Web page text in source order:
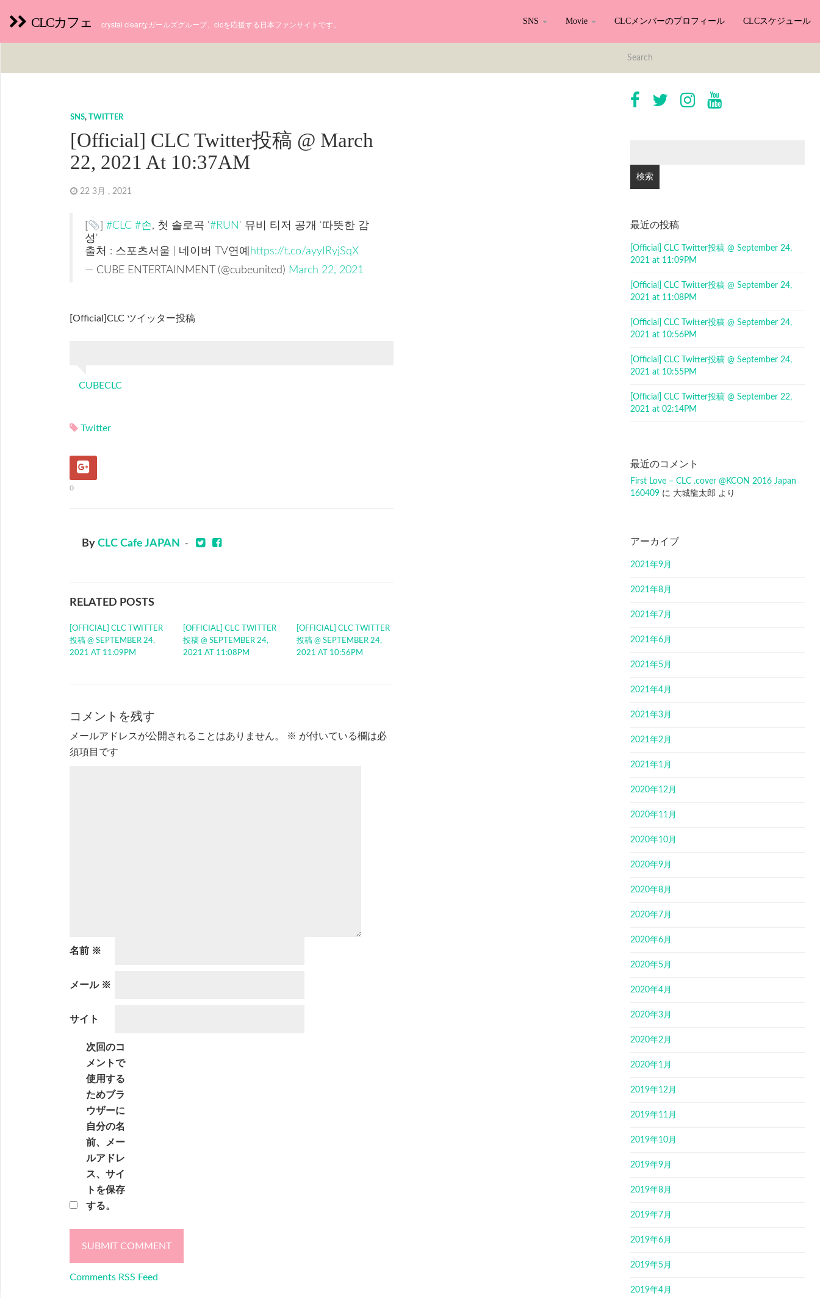
CLCカフェ crystal clearなガールズグループ、clcを応援する日本ファンサイトです。 SNS Movie CLCメンバーのプロフィール CLCスケジュール
SNS,TWITTER
[Official] CLC Twitter投稿 @ March
22, 2021 At 10:37AM
22 3月 , 2021
#CLC #손, 첫 솔로곡 '#RUN ' 뮤비 티저 공개 '따뜻한 감
성'
출처 : 스포츠서울 | 네이버 TV연예 https://t.co/ayyIRyjSqX
— CUBE ENTERTAINMENT (@cubeunited) March 22, 2021
[Official]CLC ツイッター投稿
CUBECLC
Twitter
0
By CLC Cafe JAPAN -
RELATED POSTS
[OFFICIAL] CLC TWITTER
投稿 @ SEPTEMBER 24,
2021 AT 11:09PM
[OFFICIAL] CLC TWITTER
投稿 @ SEPTEMBER 24,
2021 AT 11:08PM
[OFFICIAL] CLC TWITTER
投稿 @ SEPTEMBER 24,
2021 AT 10:56PM
コメントを残す
メールアドレスが公開されることはありません。 ※ が付いている欄は必
須項目です
名前 ※
メール ※
サイト
次回のコ
メントで
使用する
ためブラ
ウザーに
自分の名
前、メー
ルアドレ
ス、サイ
トを保存
する。
Comments RSS Feed
最近の投稿
[Official] CLC Twitter投稿 @ September 24,
2021 at 11:09PM
[Official] CLC Twitter投稿 @ September 24,
2021 at 11:08PM
[Official] CLC Twitter投稿 @ September 24,
2021 at 10:56PM
[Official] CLC Twitter投稿 @ September 24,
2021 at 10:55PM
[Official] CLC Twitter投稿 @ September 22,
2021 at 02:14PM
最近のコメント
First Love – CLC .cover @KCON 2016 Japan
160409 に 大城龍太郎 より
アーカイブ
2021年9月
2021年8月
2021年7月
2021年6月
2021年5月
2021年4月
2021年3月
2021年2月
2021年1月
2020年12月
2020年11月
2020年10月
2020年9月
2020年8月
2020年7月
2020年6月
2020年5月
2020年4月
2020年3月
2020年2月
2020年1月
2019年12月
2019年11月
2019年10月
2019年9月
2019年8月
2019年7月
2019年6月
2019年5月
2019年4月